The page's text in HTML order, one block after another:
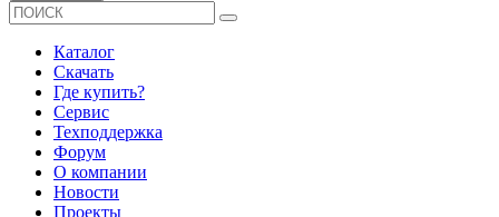
Каталог
Скачать
Где купить?
Сервис
Техподдержка
Форум
О компании
Новости
Проекты